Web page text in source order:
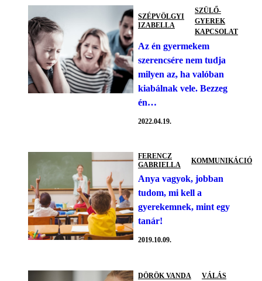
SZÉPVÖLGYI
IZABELLA
SZÜLŐ-
GYEREK
KAPCSOLAT
Az én gyermekem
szerencsére nem tudja
milyen az, ha valóban
kiabálnak vele. Bezzeg
én…
2022.04.19.
FERENCZ
GABRIELLA
KOMMUNIKÁCIÓ
Anya vagyok, jobban
tudom, mi kell a
gyerekemnek, mint egy
tanár!
2019.10.09.
DÖRÖK VANDA VÁLÁS